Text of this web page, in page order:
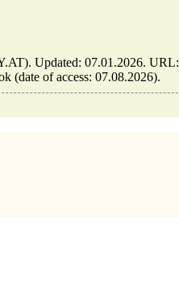
Updated: 07.01.2026. URL:
(date of access: 07.08.2026).